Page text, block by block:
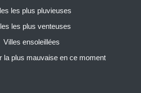
les plus pluvieuses
les plus venteuses
Villes ensoleillées
la plus mauvaise en ce moment